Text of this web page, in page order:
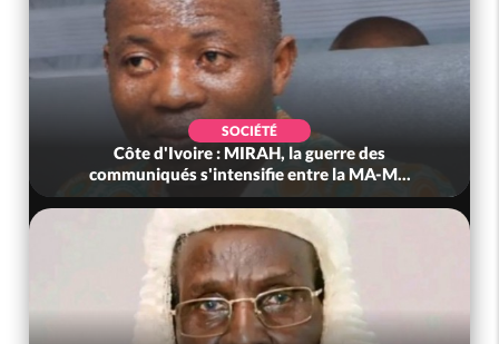
SOCIÉTÉ
Côte d'Ivoire : MIRAH, la guerre des
communiqués s'intensifie entre la MA-M...